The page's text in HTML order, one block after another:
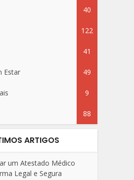
40
122
41
Estar 49
9
88
ARTIGOS
um Atestado Médico
Legal e Segura